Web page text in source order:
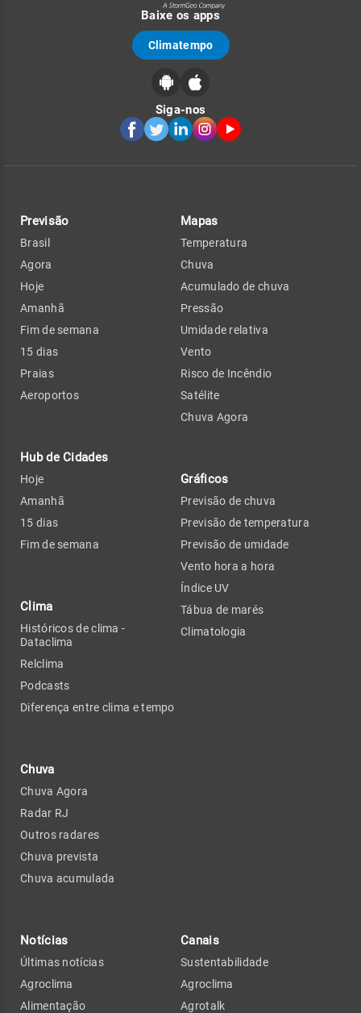
Baixe os apps
Climatempo
Siga-nos
Previsão
Brasil
Agora
Hoje
Amanhã
Fim de semana
15 dias
Praias
Aeroportos
Hub de Cidades
Hoje
Amanhã
15 dias
Fim de semana
Clima
Históricos de clima -
Dataclima
Relclima
Podcasts
Diferença entre clima e tempo
Chuva
Chuva Agora
Radar RJ
Outros radares
Chuva prevista
Chuva acumulada
Mapas
Temperatura
Chuva
Acumulado de chuva
Pressão
Umidade relativa
Vento
Risco de Incêndio
Satélite
Chuva Agora
Gráficos
Previsão de chuva
Previsão de temperatura
Previsão de umidade
Vento hora a hora
Índice UV
Tábua de marés
Climatologia
Notícias
Últimas notícias
Agroclima
Alimentação
Canais
Sustentabilidade
Agroclima
Agrotalk